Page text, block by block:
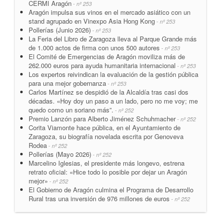
CERMI Aragón - nº 253
Aragón impulsa sus vinos en el mercado asiático con un
stand agrupado en Vinexpo Asia Hong Kong - nº 253
Pollerías (Junio 2026) - nº 253
La Feria del Libro de Zaragoza lleva al Parque Grande más
de 1.000 actos de firma con unos 500 autores - nº 253
El Comité de Emergencias de Aragón moviliza más de
262.000 euros para ayuda humanitaria internacional - nº 253
Los expertos reivindican la evaluación de la gestión pública
para una mejor gobernanza - nº 253
Carlos Martínez se despidió de la Alcaldía tras casi dos
décadas. «Hoy doy un paso a un lado, pero no me voy; me
quedo como un soriano más”. - nº 252
Premio Lanzón para Alberto Jiménez Schuhmacher- nº 252
Corita Viamonte hace pública, en el Ayuntamiento de
Zaragoza, su biografía novelada escrita por Genoveva
Rodea - nº 252
Pollerías (Mayo 2026) - nº 252
Marcelino Iglesias, el presidente más longevo, estrena
retrato oficial: «Hice todo lo posible por dejar un Aragón
mejor» - nº 252
El Gobierno de Aragón culmina el Programa de Desarrollo
Rural tras una inversión de 976 millones de euros - nº 252